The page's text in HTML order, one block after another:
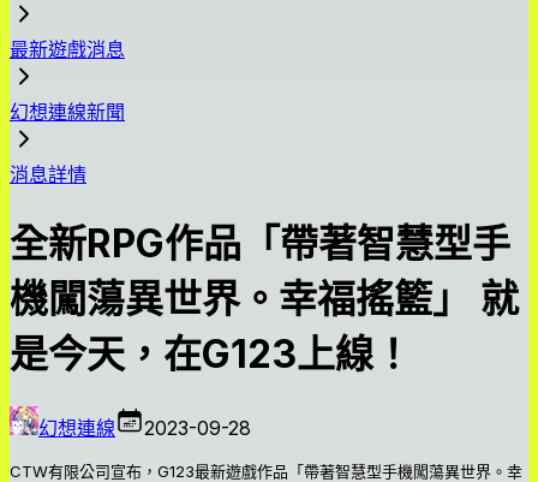
最新遊戲消息
幻想連線新聞
消息詳情
全新RPG作品「帶著智慧型手
機闖蕩異世界。幸福搖籃」 就
是今天，在G123上線！
幻想連線 2023-09-28
CTW有限公司宣布，G123最新遊戲作品「帶著智慧型手機闖蕩異世界。幸